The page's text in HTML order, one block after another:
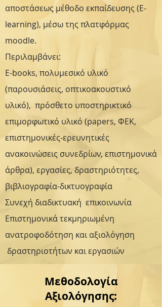
αποστάσεως μέθοδο εκπαίδευσης (E-
learning), μέσω της πλατφόρμας
moodle.
Περιλαμβάνει:
E-books, πολυμεσικό υλικό
(παρουσιάσεις, οπτικοακουστικό
υλικό), πρόσθετο υποστηρικτικό
επιμορφωτικό υλικό (papers, ΦΕΚ,
επιστημονικές-ερευνητικές
ανακοινώσεις συνεδρίων, επιστημονικά
άρθρα), εργασίες, δραστηριότητες,
βιβλιογραφία-δικτυογραφία
Συνεχή διαδικτυακή επικοινωνία
Επιστημονικά τεκμηριωμένη
ανατροφοδότηση και αξιολόγηση
δραστηριοτήτων και εργασιών
Μεθοδολογία
Αξιολόγησης: